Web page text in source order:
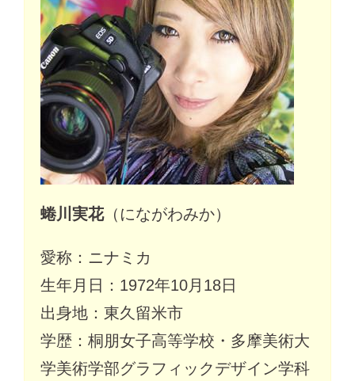
蜷川実花（にながわみか）
愛称：ニナミカ
生年月日：1972年10月18日
出身地：東久留米市
学歴：桐朋女子高等学校・多摩美術大
学美術学部グラフィックデザイン学科